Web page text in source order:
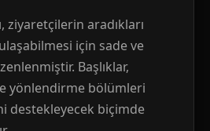
ziyaretçilerin aradıkları
için sade ve
Başlıklar,
yönlendirme bölümleri
destekleyecek biçimde